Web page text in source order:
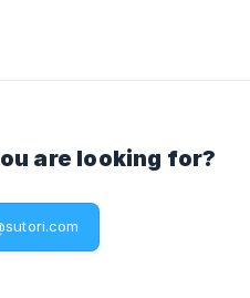
are looking for?